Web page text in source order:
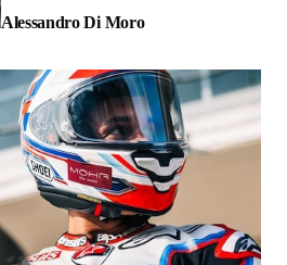
Alessandro Di Moro